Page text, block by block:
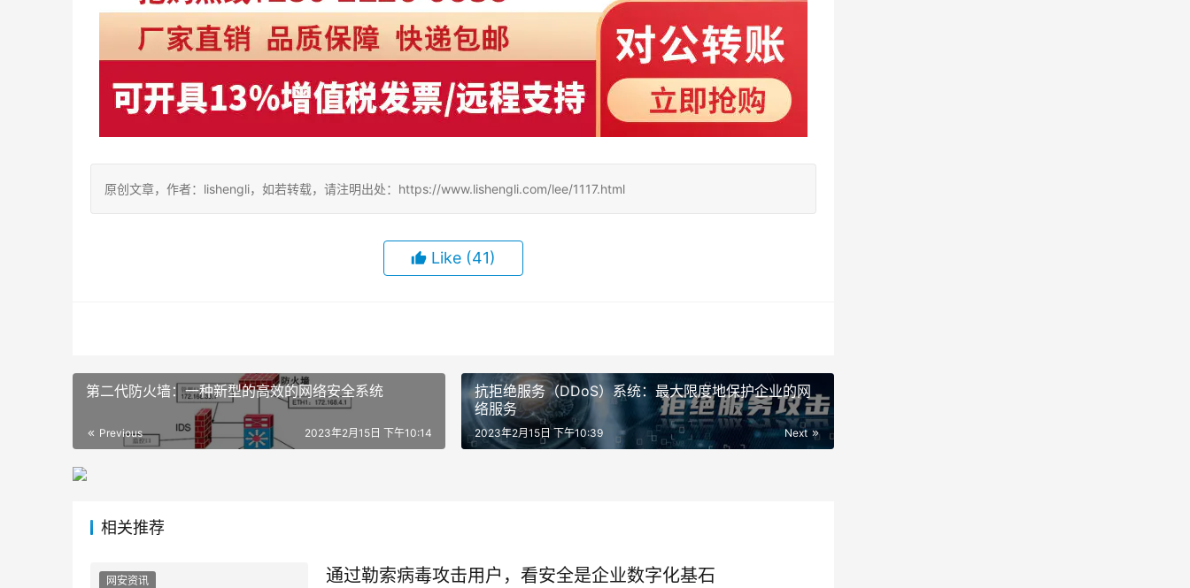
原创文章，作者：lishengli，如若转载，请注明出处：https://www.lishengli.com/lee/1117.html
Like (41)
第二代防火墙：一种新型的高效的网络安全系统
Previous 2023年2月15日 下午10:14
抗拒绝服务（DDoS）系统：最大限度地保护企业的网
络服务
Next
2023年2月15日 下午10:39
相关推荐
网安资讯 通过勒索病毒攻击用户，看安全是企业数字化基石